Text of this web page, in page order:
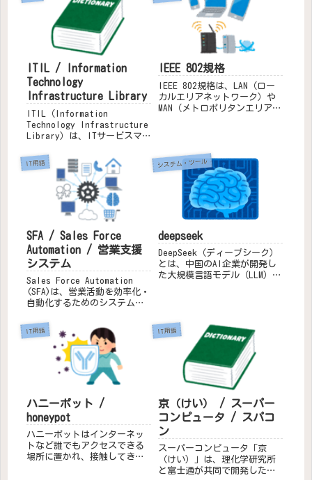
ITIL / Information
Technology
Infrastructure Library
ITIL（Information
Technology Infrastructure
Library）は、ITサービスマネ
ラクティスをまとめたフレー
ムワークです。ITILは、組織
がITサービスを効率的かつ効
果的...
IEEE 802規格
IEEE 802規格は、LAN（ロー
カルエリアネットワーク）や
MAN（メトロポリタンエリアネ
どの通信技術において広く利
用されています。この規格
は、OSI参...
IT用語
SFA / Sales Force
Automation / 営業支援
システム
Sales Force Automation
(SFA)は、営業活動を効率化・
自動化するためのシステムで
客情報の一元管理、商談の進
捗管理などを行うことで、営
業チームの生産性を向上させ
ることができます。仕組みSFA
システム・ツール
deepseek
DeepSeek（ディープシーク）
とは、中国のAI企業が開発し
た大規模言語モデル（LLM）を
スト削減とAI技術の普及に力
を入れてい...
IT用語
ハニーポット /
honeypot
ハニーポットはインターネッ
トなど誰でもアクセスできる
場所に置かれ、接触してきた
IT用語
京（けい） / スーパー
コンピュータ / スパコ
ン
スーパーコンピュータ「京
（けい）」は、理化学研究所
と富士通が共同で開発したス